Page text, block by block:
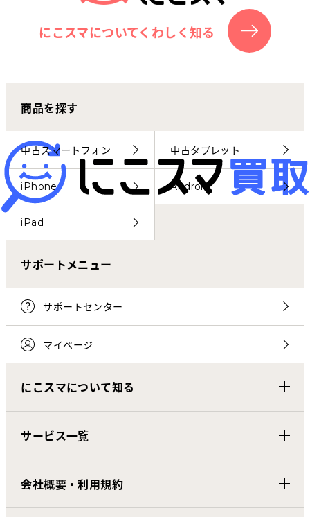
お客さまの声
にこスマ通信
マイページ
にこスマについてくわしく知る
商品を探す
中古スマートフォン 中古タブレット
iPhone Android
iPad
サポートメニュー
サポートセンター
マイページ
にこスマについて知る
サービス一覧
会社概要・利用規約